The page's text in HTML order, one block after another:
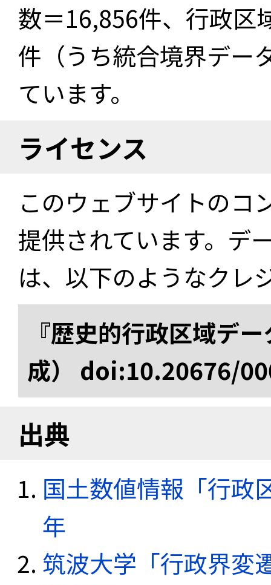
数＝16,856件、行政区
件（うち統合境界デー
ています。
ライセンス
このウェブサイトのコ
提供されています。デ
は、以下のようなクレ
『歴史的行政区域デ
成） doi:10.20676/
出典
国土数値情報「行政
年
筑波大学「行政界変